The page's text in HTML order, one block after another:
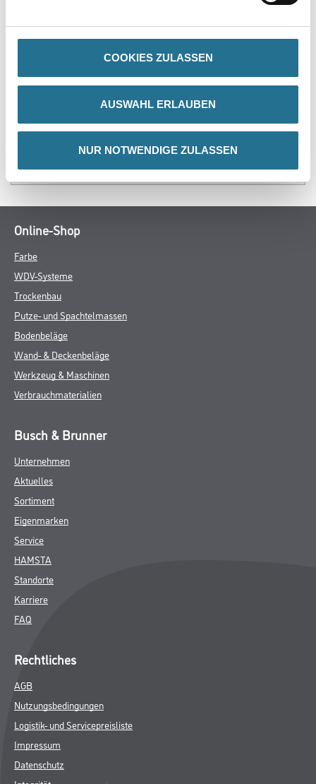
COOKIES ZULASSEN
AUSWAHL ERLAUBEN
NUR NOTWENDIGE ZULASSEN
DATENBLÄTTER
SPEZIFIKATIONEN
Online-Shop
Farbe
WDV-Systeme
Trockenbau
Putze- und Spachtelmassen
Bodenbeläge
Wand- & Deckenbeläge
Werkzeug & Maschinen
Verbrauchmaterialien
Busch & Brunner
Unternehmen
Aktuelles
Sortiment
Eigenmarken
Service
HAMSTA
Standorte
Karriere
FAQ
Rechtliches
AGB
Nutzungsbedingungen
Logistik- und Servicepreisliste
Impressum
Datenschutz